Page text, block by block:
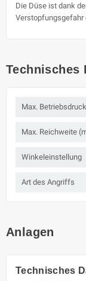
Die Düse ist dank
Verstopfungsgefahr
Technisches
Max.
Max. Reichweite
Winkeleinstellung
Art des Angriffs
Anlagen
Technisches